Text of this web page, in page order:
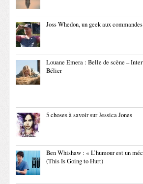
Joss Whedon, un geek aux
Louane Emera : Belle de scène –
Bélier
5 choses à savoir sur Jessica Jones
Ben Whishaw : « L’humour est un
(This Is Going to Hurt)